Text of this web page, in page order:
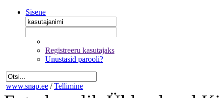
Sisene
Registreeru kasutajaks
Unustasid parooli?
www.snap.ee / Tellimine